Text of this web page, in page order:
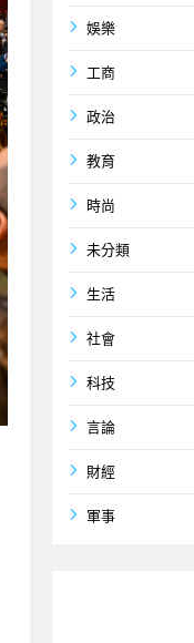
娛樂
工商
政治
教育
時尚
未分類
生活
社會
科技
言論
財經
軍事